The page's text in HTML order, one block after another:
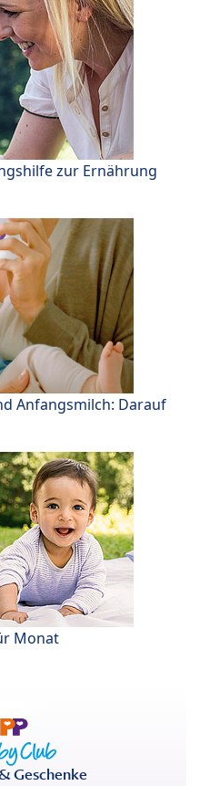
zur Ernährung
Anfangsmilch: Darauf
Monat
Geschenke